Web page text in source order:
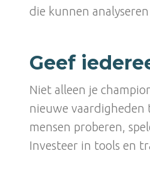
die kunnen
Geef
Niet alleen je
nieuwe vaardigheden
mensen proberen,
Investeer in tools en